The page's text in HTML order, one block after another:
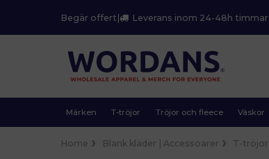
Begär offert | Leverans inom 24-48h timmar
Märken T-tröjor Tröjor och fleece Väskor
Home Blank kläder | Accessoarer T-tröjor